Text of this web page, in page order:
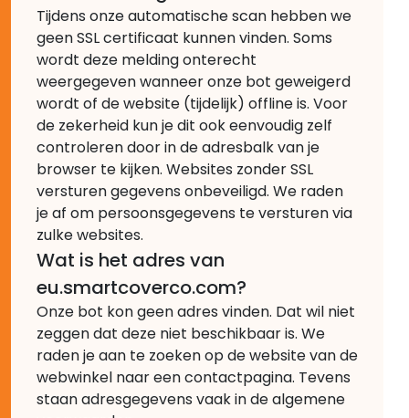
Tijdens onze automatische scan hebben we
geen SSL certificaat kunnen vinden. Soms
wordt deze melding onterecht
weergegeven wanneer onze bot geweigerd
wordt of de website (tijdelijk) offline is. Voor
de zekerheid kun je dit ook eenvoudig zelf
controleren door in de adresbalk van je
browser te kijken. Websites zonder SSL
versturen gegevens onbeveiligd. We raden
je af om persoonsgegevens te versturen via
zulke websites.
Wat is het adres van
eu.smartcoverco.com?
Onze bot kon geen adres vinden. Dat wil niet
zeggen dat deze niet beschikbaar is. We
raden je aan te zoeken op de website van de
webwinkel naar een contactpagina. Tevens
staan adresgegevens vaak in de algemene